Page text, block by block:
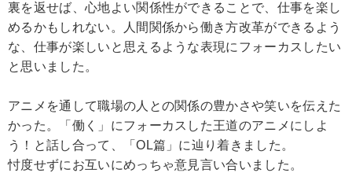
裏を返せば、心地よい関係性ができることで、仕事を楽し
めるかもしれない。人間関係から働き方改革ができるよう
な、仕事が楽しいと思えるような表現にフォーカスしたい
と思いました。
アニメを通して職場の人との関係の豊かさや笑いを伝えた
かった。「働く」にフォーカスした王道のアニメにしよ
う！と話し合って、「OL篇」に辿り着きました。
忖度せずにお互いにめっちゃ意見言い合いました。